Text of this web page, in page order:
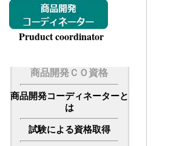
Pruduct coordinator
商品開発ＣＯ資格
商品開発コーディネーターと
は
試験による資格取得